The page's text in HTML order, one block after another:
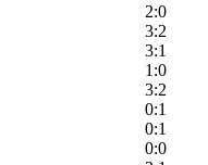
2:0
3:2
3:1
1:0
3:2
0:1
0:1
0:0